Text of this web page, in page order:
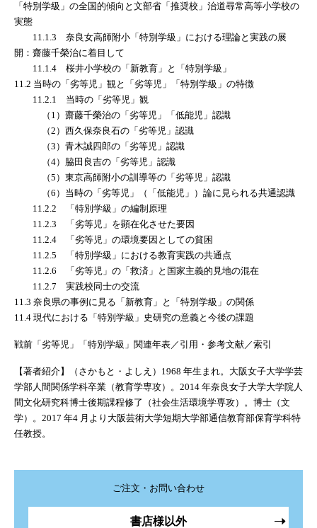
「特別学級」の全国的傾向と文部省「推奨校」治道尋常高等小学校の
実態
11.1.3 奈良女高師附小「特別学級」における理論と実践の展
開：齋藤千榮治に着目して
11.1.4 桜井小学校の「新教育」と「特別学級」
11.2 当時の「劣等児」観と「劣等児」「特別学級」の特徴
11.2.1 当時の「劣等児」観
（1）齋藤千榮治の「劣等児」「低能児」認識
（2）西久保奈良石の「劣等児」認識
（3）青木誠四郎の「劣等児」認識
（4）脇田良吉の「劣等児」認識
（5）東京高師附小の訓導等の「劣等児」認識
（6）当時の「劣等児」（「低能児」）論に見られる共通認識
11.2.2 「特別学級」の編制原理
11.2.3 「劣等児」を顕在化させた要因
11.2.4 「劣等児」の環境要因としての貧困
11.2.5 「特別学級」における教育実践の共通点
11.2.6 「劣等児」の「救済」と国家主義的見地の混在
11.2.7 実践校同士の交流
11.3 奈良県の事例に見る「新教育」と「特別学級」の関係
11.4 現代における「特別学級」史研究の意義と今後の課題
戦前「劣等児」「特別学級」関連年表／引用・参考文献／索引
【著者紹介】（さかもと・よしえ）1968 年生まれ。大阪女子大学学芸
学部人間関係学科卒業（教育学専攻）。2014 年奈良女子大学大学院人
間文化研究科博士後期課程修了（社会生活環境学専攻）。博士（文
学）。2017 年4 月より大阪芸術大学短期大学部通信教育部保育学科特
任教授。
ご注文・お問い合わせ
書店様以外